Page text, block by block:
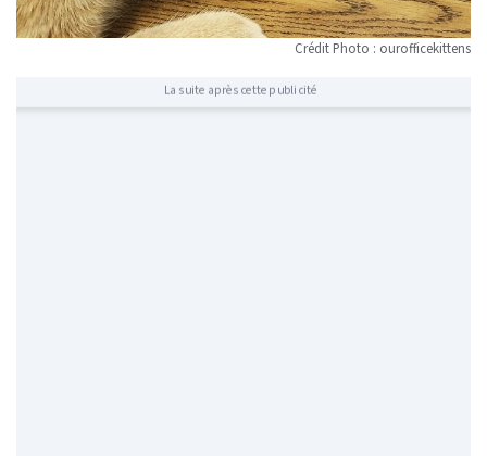
Crédit Photo : ourofficekittens
La suite après cette publicité